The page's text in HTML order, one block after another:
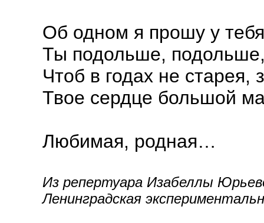
Об одном я прошу у
Ты подольше,
Чтоб в годах не старея,
Твое сердце большой
Любимая, родная…
Из репертуара Изабеллы
Ленинградская